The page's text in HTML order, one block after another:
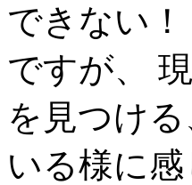
できない
ですが、
を見つけ
いる様に